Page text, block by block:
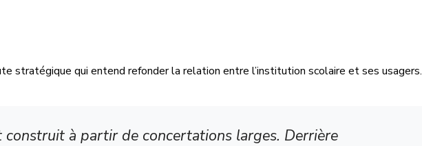
stratégique qui entend refonder la relation entre l’institution scolaire et ses usagers.
à partir de concertations larges. Derrière